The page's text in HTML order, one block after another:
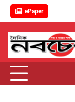
ePaper
content